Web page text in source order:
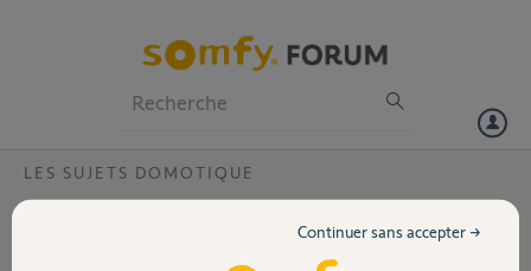
Volet
LES SUJETS DOMOTIQUE
Bonjour,j ai deux modules
Continuer sans accepter →